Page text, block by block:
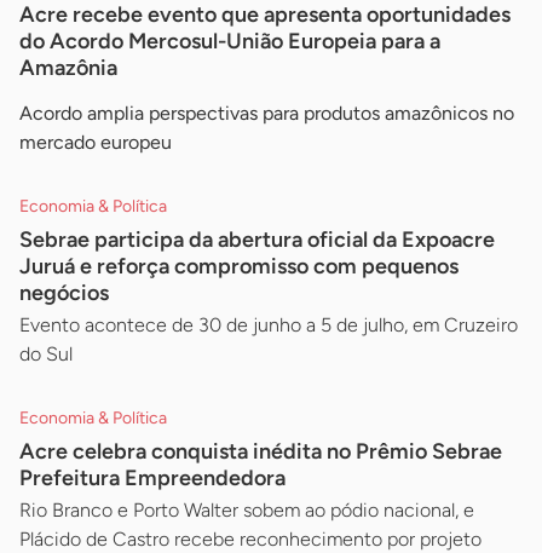
Acre recebe evento que apresenta oportunidades
do Acordo Mercosul-União Europeia para a
Amazônia
Acordo amplia perspectivas para produtos amazônicos no
mercado europeu
Economia & Política
Sebrae participa da abertura oficial da Expoacre
Juruá e reforça compromisso com pequenos
negócios
Evento acontece de 30 de junho a 5 de julho, em Cruzeiro
do Sul
Economia & Política
Acre celebra conquista inédita no Prêmio Sebrae
Prefeitura Empreendedora
Rio Branco e Porto Walter sobem ao pódio nacional, e
Plácido de Castro recebe reconhecimento por projeto